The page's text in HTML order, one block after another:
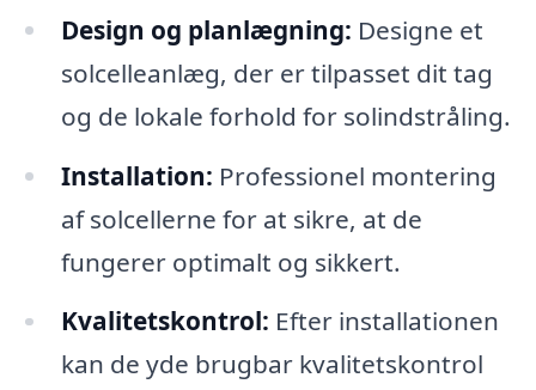
Design og planlægning: Designe et
solcelleanlæg, der er tilpasset dit tag
og de lokale forhold for solindstråling.
Installation: Professionel montering
af solcellerne for at sikre, at de
fungerer optimalt og sikkert.
Kvalitetskontrol: Efter installationen
kan de yde brugbar kvalitetskontrol